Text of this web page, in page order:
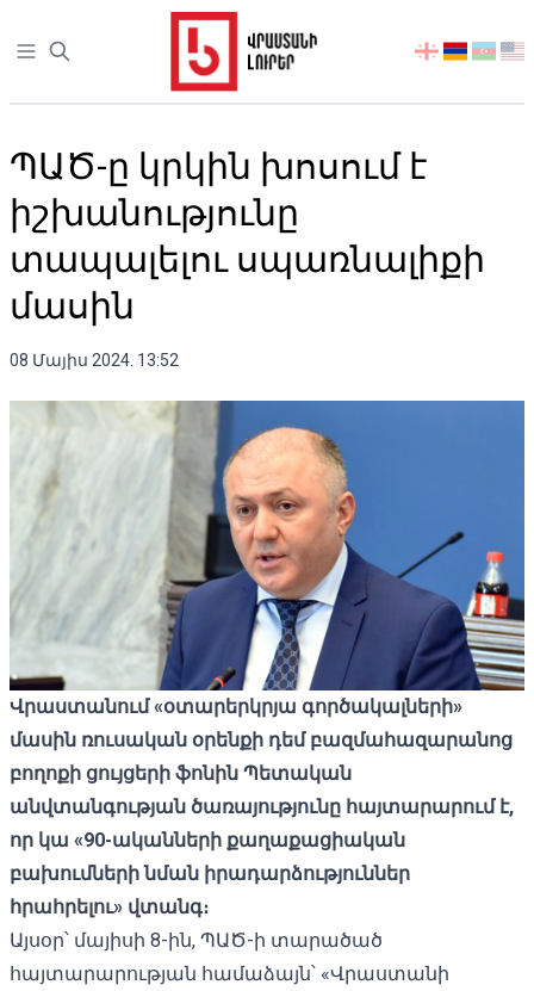
Open sidebar
აირჩიეთ
ՊԱԾ-ը կրկին խոսում է
իշխանությունը
տապալելու սպառնալիքի
մասին
08 Մայիս 2024. 13:52
Վրաստանում «օտարերկրյա գործակալների»
մասին ռուսական օրենքի դեմ բազմահազարանոց
բողոքի ցույցերի ֆոնին Պետական ​​
անվտանգության ծառայությունը հայտարարում է,
որ կա «90-ականների քաղաքացիական
բախումների նման իրադարձություններ
հրահրելու» վտանգ։
Այսօր՝ մայիսի 8-ին, ՊԱԾ-ի տարածած
հայտարարության համաձայն՝ «Վրաստանի